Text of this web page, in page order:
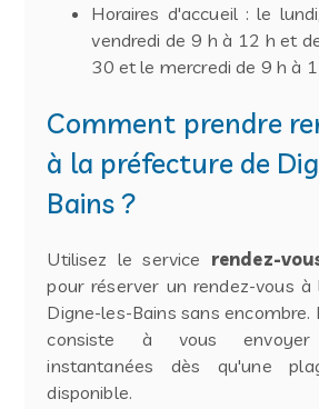
Horaires d'accueil : le
vendredi de 9 h à 12 h et
30 et le mercredi de 9 h à
Comment prendre
à la préfecture de
Bains ?
Utilisez le service rendez-
pour réserver un rendez-vous à
Digne-les-Bains sans encombre.
consiste à vous
instantanées dès qu'une
disponible.